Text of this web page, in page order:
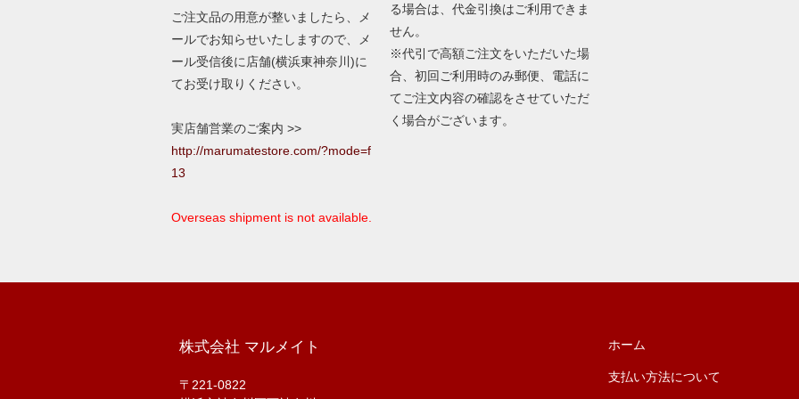
ご注文品の用意が整いましたら、メ
ールでお知らせいたしますので、メ
ール受信後に店舗(横浜東神奈川)に
てお受け取りください。
実店舗営業のご案内 >>
http://marumatestore.com/?mode=f
13
Overseas shipment is not available.
る場合は、代金引換はご利用できま
せん。
※代引で高額ご注文をいただいた場
合、初回ご利用時のみ郵便、電話に
てご注文内容の確認をさせていただ
く場合がございます。
株式会社 マルメイト
〒221-0822
ホーム
支払い方法について